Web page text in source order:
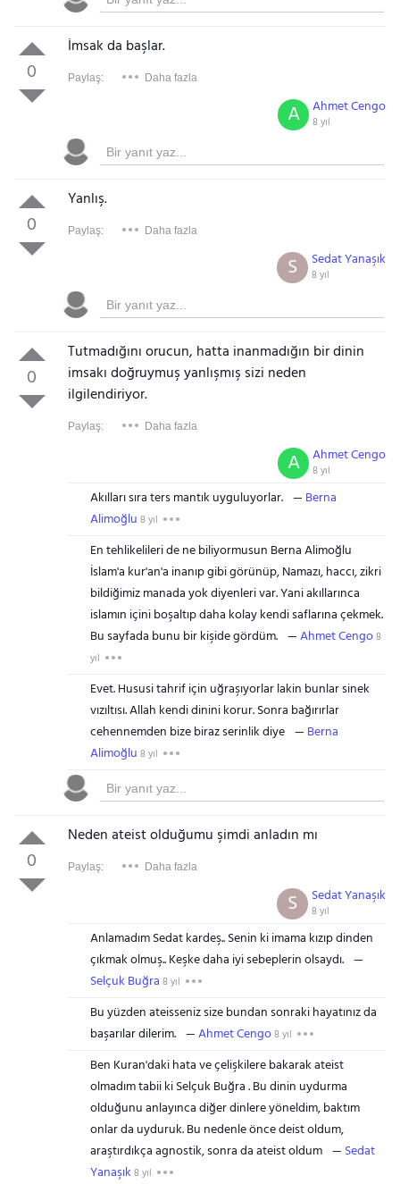
0
İmsak da başlar.
Paylaş: Daha fazla
Ahmet Cengo
8 yıl
A
0
Yanlış.
Paylaş: Daha fazla
Sedat Yanaşık
8 yıl
S
0
Tutmadığını orucun, hatta inanmadığın bir dinin
imsakı doğruymuş yanlışmış sizi neden
ilgilendiriyor.
Paylaş: Daha fazla
Ahmet Cengo
8 yıl
A
Akılları sıra ters mantık uyguluyorlar.
Berna
Alimoğlu 8 yıl
En tehlikelileri de ne biliyormusun Berna Alimoğlu
İslam'a kur'an'a inanıp gibi görünüp, Namazı, haccı, zikri
bildiğimiz manada yok diyenleri var. Yani akıllarınca
islamın içini boşaltıp daha kolay kendi saflarına çekmek.
Bu sayfada bunu bir kişide gördüm.
Ahmet Cengo8
yıl
Evet. Hususi tahrif için uğraşıyorlar lakin bunlar sinek
vızıltısı. Allah kendi dinini korur. Sonra bağırırlar
cehennemden bize biraz serinlik diye
Berna
Alimoğlu 8 yıl
0
Neden ateist olduğumu şimdi anladın mı
Paylaş: Daha fazla
Sedat Yanaşık
8 yıl
S
Anlamadım Sedat kardeş.. Senin ki imama kızıp dinden
çıkmak olmuş.. Keşke daha iyi sebeplerin olsaydı.
Selçuk Buğra 8 yıl
Bu yüzden ateisseniz size bundan sonraki hayatınız da
başarılar dilerim.
Ahmet Cengo8 yıl
Ben Kuran'daki hata ve çelişkilere bakarak ateist
olmadım tabii ki Selçuk Buğra . Bu dinin uydurma
olduğunu anlayınca diğer dinlere yöneldim, baktım
onlar da uyduruk. Bu nedenle önce deist oldum,
araştırdıkça agnostik, sonra da ateist oldum
Sedat
Yanaşık 8 yıl